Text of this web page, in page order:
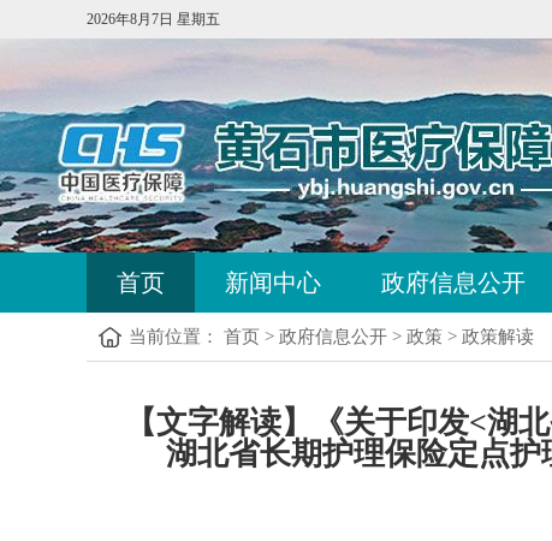
2026年8月7日 星期五
首页 新闻中心 政府信息公开
当前位置： 首页 > 政府信息公开 > 政策 > 政策解读
【文字解读】《关于印发<湖
湖北省长期护理保险定点